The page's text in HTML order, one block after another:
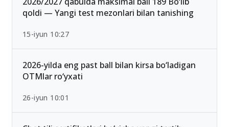
25-iyul 16:55
2026/2027 qabulda maksimal ball 189 Bo‘lib
qoldi — Yangi test mezonlari bilan tanishing
15-iyun 10:27
2026-yilda eng past ball bilan kirsa bo‘ladigan
OTMlar ro‘yxati